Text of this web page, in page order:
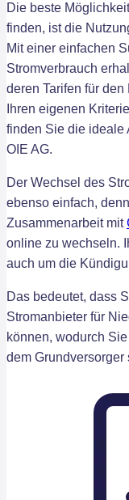
Die beste
finden, ist die
Mit einer einfachen
Stromverbrauch
deren Tarifen für
Ihren eigenen
finden Sie die ideale
OIE AG.
Der Wechsel des
ebenso einfach,
Zusammenarbeit mit
online zu wechseln.
auch um die
Das bedeutet, dass
Stromanbieter für
können, wodurch
dem Grundversorger